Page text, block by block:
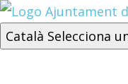
Català Selecciona